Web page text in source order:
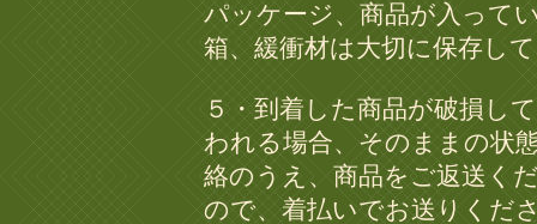
パッケージ、商品が入って
箱、緩衝材は大切に保存し
５・到着した商品が破損し
われる場合、そのままの状
絡のうえ、商品をご返送く
ので、着払いでお送りくだ